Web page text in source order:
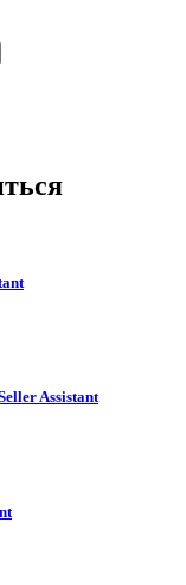
Assistant